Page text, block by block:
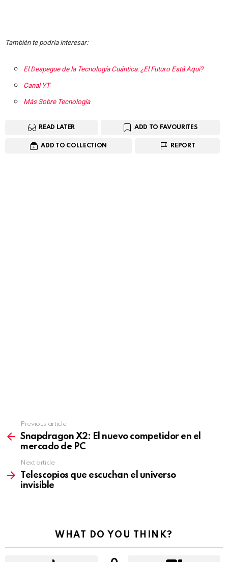
También te podría interesar:
El Despegue de la Tecnología Cuántica: ¿El Futuro Está Aquí?
Canal YT
Más Sobre Tecnología
READ LATER ADD TO FAVOURITES
ADD TO COLLECTION REPORT
more
Previous article
Snapdragon X2: El nuevo competidor en el
mercado de PC
Next article
Telescopios que escuchan el universo
invisible
WHAT DO YOU THINK?